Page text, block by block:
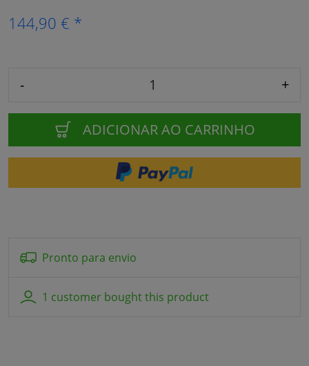
144,90 € *
- +
ADICIONAR AO CARRINHO
Pronto para envio
1 customer bought this product